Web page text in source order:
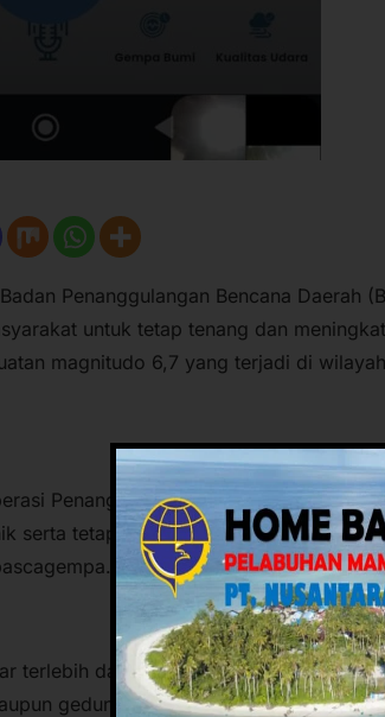
Penanggulangan Bencana Daerah
untuk tetap tenang dan
magnitudo 6,7 yang terjadi di
Penanggulangan Bencana
serta tetap mengikuti informasi resmi
terlebih dahulu memeriksa kondisi
gedung. Bangunan yang